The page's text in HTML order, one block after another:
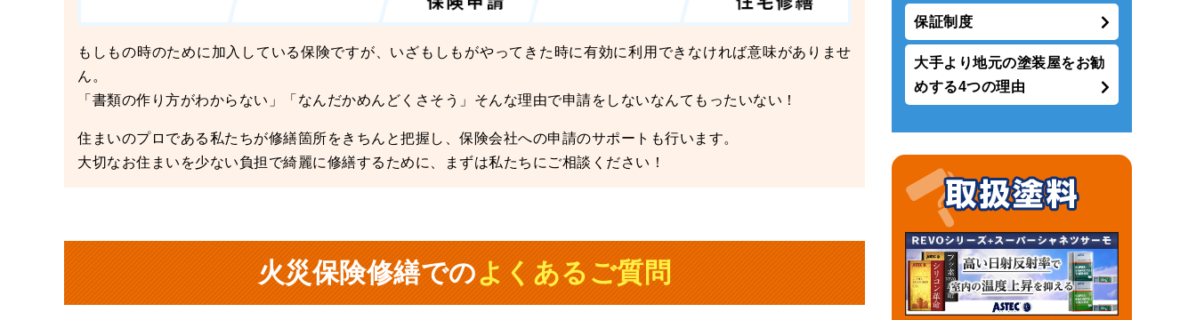
もしもの時のために加入している保険ですが、いざもしもがやってきた時に有効に利用できなければ意味がありませ
ん。
「書類の作り方がわからない」「なんだかめんどくさそう」そんな理由で申請をしないなんてもったいない！
住まいのプロである私たちが修繕箇所をきちんと把握し、保険会社への申請のサポートも行います。
大切なお住まいを少ない負担で綺麗に修繕するために、まずは私たちにご相談ください！
火災保険修繕でのよくあるご質問
保証制度
大手より地元の塗装屋をお勧
めする4つの理由